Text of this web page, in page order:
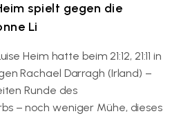
spielt gegen die
Li
Heim hatte beim 21:12, 21:11 in
Rachael Darragh (Irland) –
Runde des
– noch weniger Mühe, dieses